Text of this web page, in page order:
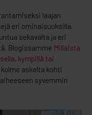
laajan
eri ominaisuuksilla.
sekavalta ja eri
Blogissamme Millaista
kympillä tai
askelta kohti
syvemmin